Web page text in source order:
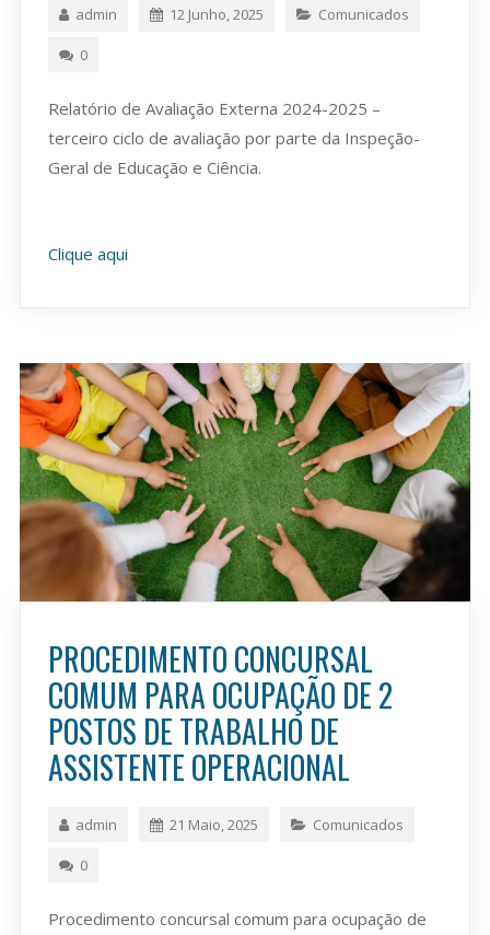
admin 12 Junho, 2025 Comunicados
0
Relatório de Avaliação Externa 2024-2025 –
terceiro ciclo de avaliação por parte da Inspeção-
Geral de Educação e Ciência.
Clique aqui
PROCEDIMENTO CONCURSAL
COMUM PARA OCUPAÇÃO DE 2
POSTOS DE TRABALHO DE
ASSISTENTE OPERACIONAL
admin 21 Maio, 2025 Comunicados
0
Procedimento concursal comum para ocupação de